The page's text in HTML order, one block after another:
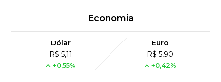
Economia
Dólar
R$ 5,11
+0,55%
Euro
R$ 5,90
+0,42%